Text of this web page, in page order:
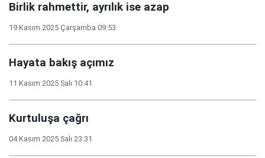
Birlik rahmettir, ayrılık ise azap
19 Kasım 2025 Çarşamba 09:53
Hayata bakış açımız
11 Kasım 2025 Salı 10:41
Kurtuluşa çağrı
04 Kasım 2025 Salı 23:31